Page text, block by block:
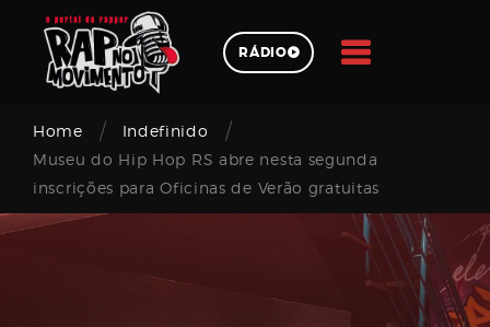
content
RÁDIO
Pesquisar
Home / Indefinido /
Museu do Hip Hop RS abre nesta segunda
inscrições para Oficinas de Verão gratuitas